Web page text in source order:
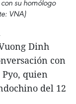
su homólogo
VNA)
Dinh
con
quien
del 12